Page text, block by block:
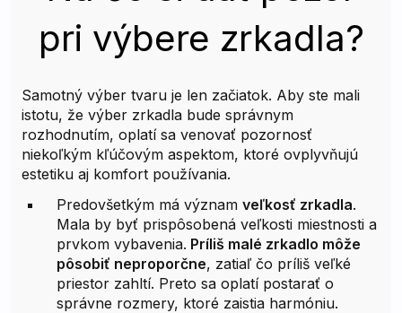
pri výbere zrkadla?
Samotný výber tvaru je len začiatok. Aby ste mali
istotu, že výber zrkadla bude správnym
rozhodnutím, oplatí sa venovať pozornosť
niekoľkým kľúčovým aspektom, ktoré ovplyvňujú
estetiku aj komfort používania.
Predovšetkým má význam veľkosť zrkadla.
Mala by byť prispôsobená veľkosti miestnosti a
prvkom vybavenia. Príliš malé zrkadlo môže
pôsobiť neproporčne, zatiaľ čo príliš veľké
priestor zahltí. Preto sa oplatí postarať o
správne rozmery, ktoré zaistia harmóniu.